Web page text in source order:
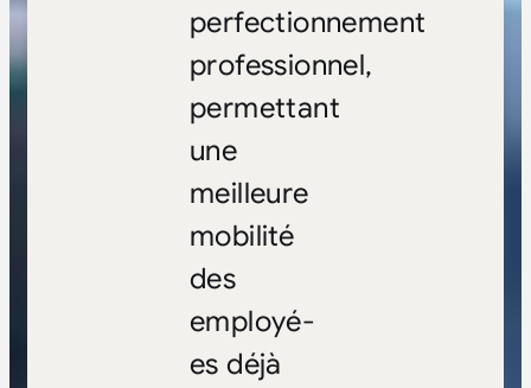
perfectionnement
professionnel,
permettant
une
meilleure
mobilité
des
employé-
es déjà